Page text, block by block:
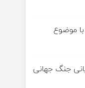
موضوع
جنگ جهانی